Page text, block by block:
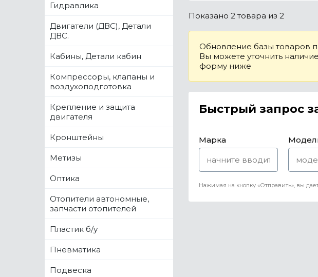
Гидравлика
Двигатели (ДВС), Детали
ДВС.
Кабины, Детали кабин
Компрессоры, клапаны и
воздухоподготовка
Крепление и защита
двигателя
Кронштейны
Метизы
Оптика
Отопители автономные,
запчасти отопителей
Пластик б/у
Пневматика
Подвеска
Показано 2 товара из 2
Обновление базы товаров
Вы можете уточнить
форму ниже
Быстрый запрос
Марка
Нажимая на кнопку «Отправить», вы